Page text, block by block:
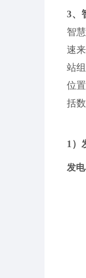
3、
智
速
站
位
括
1）
发